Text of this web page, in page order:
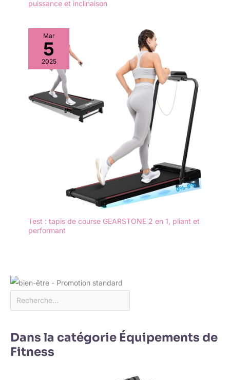
puissance et inclinaison
Mar
5
2025
Test : tapis de course GEARSTONE 2 en 1, pliant et
performant
Dans la catégorie Équipements de
Fitness